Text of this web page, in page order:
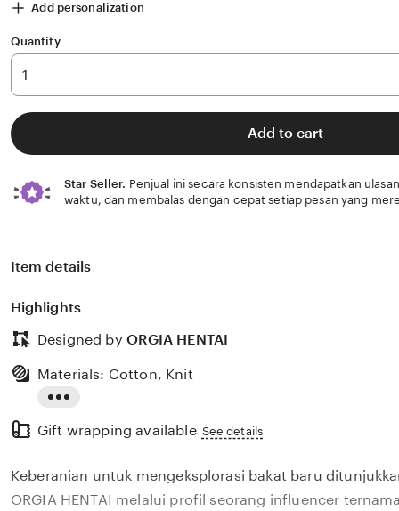
Add personalization
Quantity
Add to cart
Star Seller. Penjual ini secara konsisten mendapatkan
waktu, dan membalas dengan cepat setiap pesan yang
Item details
Highlights
Designed by ORGIA HENTAI
the
description
Materials: Cotton, Knit
Gift wrapping available See details
Keberanian untuk mengeksplorasi bakat baru
ORGIA HENTAI melalui profil seorang influencer